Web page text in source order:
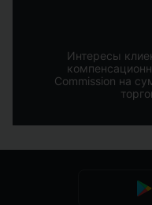
Интересы
Commission на